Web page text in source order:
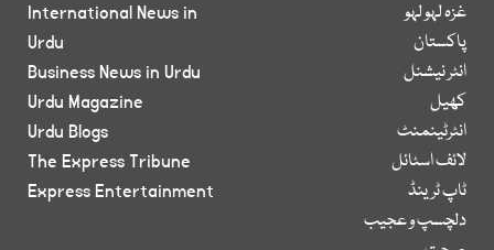
غزہ لہو لہو
پاکستان
انٹر نیشنل
کھیل
انٹرٹینمنٹ
لائف اسٹائل
ٹاپ ٹرینڈ
دلچسپ و عجیب
International News in
Urdu
Business News in Urdu
Urdu Magazine
Urdu Blogs
The Express Tribune
Express Entertainment